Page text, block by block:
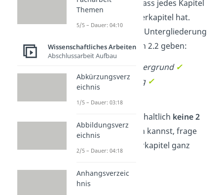
Achte aber darauf, dass jedes Kapitel
Unterkapitel hat.
Wenn ein Kapitel die Untergliederung
2.1 hat, sollte es auch 2.2 geben:
2 Theoretischer Hintergrund ✓
2.1 Begriffserklärung ✓
Wenn du inhaltlich keine 2
Unterkapitel machen kannst, frage
dich, ob du die Unterkapitel ganz
Themen
5/5 – Dauer: 04:10
Wissenschaftliches Arbeiten
Abschlussarbeit Aufbau
Abkürzungsverz
eichnis
1/5 – Dauer: 03:18
Abbildungsverz
eichnis
2/5 – Dauer: 04:18
Anhangsverzeic
hnis